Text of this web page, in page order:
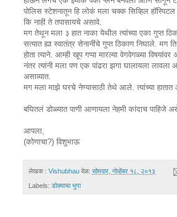
पोलिस स्टेशनातून हि लोकं मला चक्क सिव्हिल
कि नाही ते तपासायचे असावे.
मग तेथून मला ३ हात नाका येथील त्यांच्या एका गुप्त
सत्यात ह्या स्वातंत्र सेनानींचे गुप्त ठिकाण निघाले. मग
होता त्याने. आम्ही खूप गप्पा मारल्या वेगवेगळ्या
नंतर त्यांनी मला पण एक पांढरा झगा घालायला लावला
असाव्यात.
मग मला माझे घरचे नेण्यासाठी तेथे आले. त्यांच्या हातात
बघितलं डोळ्यात पाणी आणायला नेहमी कांदाच पाहिजे
आपला,
(कोणाचा?) विशुभाऊ
लेखक : Vishubhau वेळ: सोमवार, नोव्हेंबर १८, २०१३
Labels: डोक्याचा भुगा